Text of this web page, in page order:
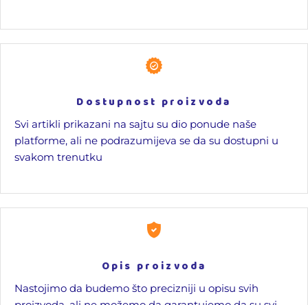
Dostupnost proizvoda
Svi artikli prikazani na sajtu su dio ponude naše
platforme, ali ne podrazumijeva se da su dostupni u
svakom trenutku
Opis proizvoda
Nastojimo da budemo što precizniji u opisu svih